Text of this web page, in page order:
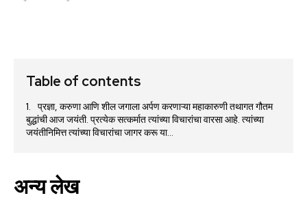
Table of contents
प्रज्ञा, करुणा आणि शील जगाला अर्पण करणाऱ्या महाकारुणी तथागत गौतम
बुद्धांची आज जयंती. प्रत्येक सत्कर्मात त्यांच्या विचारांचा वारसा आहे. त्यांच्या
जयंतीनिमित्त त्यांच्या विचारांचा जागर करू या…
अन्य लेख